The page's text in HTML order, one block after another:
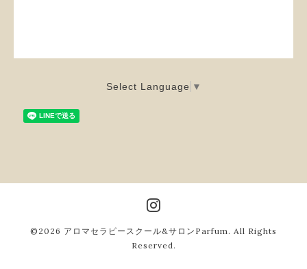
Select Language ▼
©2026 アロマセラピースクール&サロンParfum . All Rights
Reserved.